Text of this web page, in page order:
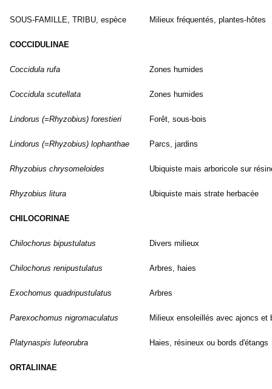
SOUS-FAMILLE, TRIBU, espèce Milieux fréquentés, plantes-hôtes
COCCIDULINAE
Coccidula rufa Zones humides
Coccidula scutellata Zones humides
Lindorus (=Rhyzobius) forestieri Forêt, sous-bois
Lindorus (=Rhyzobius) lophanthae Parcs, jardins
Rhyzobius chrysomeloides Ubiquiste mais arboricole sur
Rhyzobius litura Ubiquiste mais strate herbacée
CHILOCORINAE
Chilochorus bipustulatus Divers milieux
Chilochorus renipustulatus Arbres, haies
Exochomus quadripustulatus Arbres
Parexochomus nigromaculatus Milieux ensoleillés avec ajoncs et
Platynaspis luteorubra Haies, résineux ou bords d'étangs
ORTALIINAE